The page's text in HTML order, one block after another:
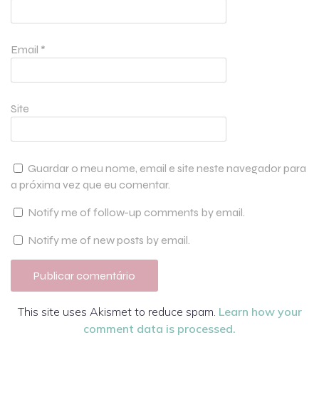
Email *
Site
Guardar o meu nome, email e site neste navegador para
a próxima vez que eu comentar.
Notify me of follow-up comments by email.
Notify me of new posts by email.
This site uses Akismet to reduce spam. Learn how your
comment data is processed.